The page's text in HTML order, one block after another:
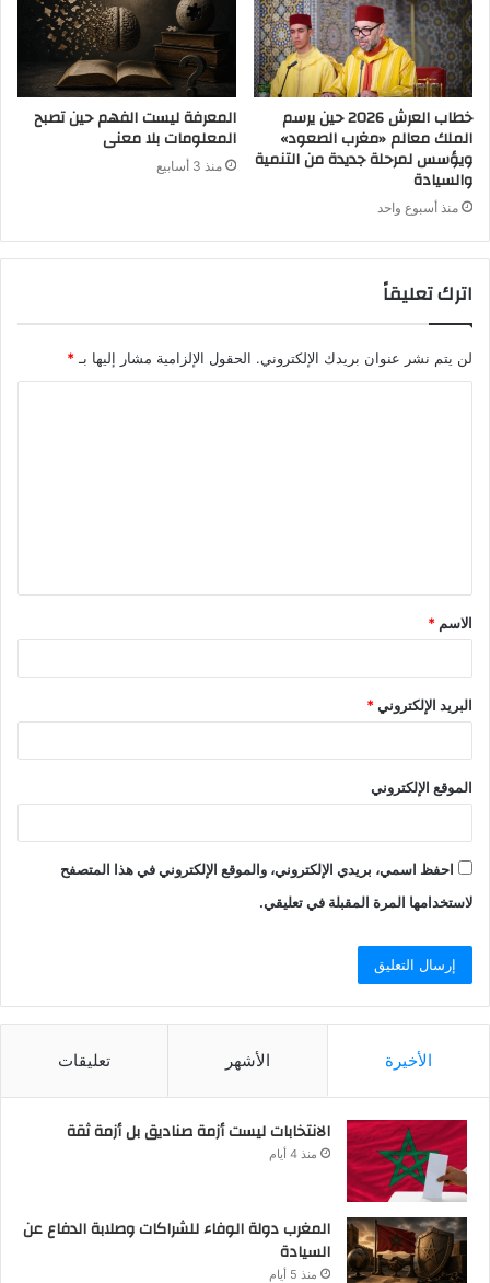
خطاب العرش 2026 حين يرسم
الملك معالم «مغرب الصعود»
ويؤسس لمرحلة جديدة من التنمية
والسيادة
منذ أسبوع واحد
المعرفة ليست الفهم حين تصبح
المعلومات بلا معنى
منذ 3 أسابيع
اترك تعليقاً
لن يتم نشر عنوان بريدك الإلكتروني. الحقول الإلزامية مشار إليها بـ *
الاسم *
البريد الإلكتروني*
الموقع الإلكتروني
احفظ اسمي، بريدي الإلكتروني، والموقع الإلكتروني في هذا المتصفح
لاستخدامها المرة المقبلة في تعليقي.
الأخيرة الأشهر تعليقات
الانتخابات ليست أزمة صناديق بل أزمة ثقة
منذ 4 أيام
المغرب دولة الوفاء للشراكات وصلابة الدفاع عن
السيادة
منذ 5 أيام